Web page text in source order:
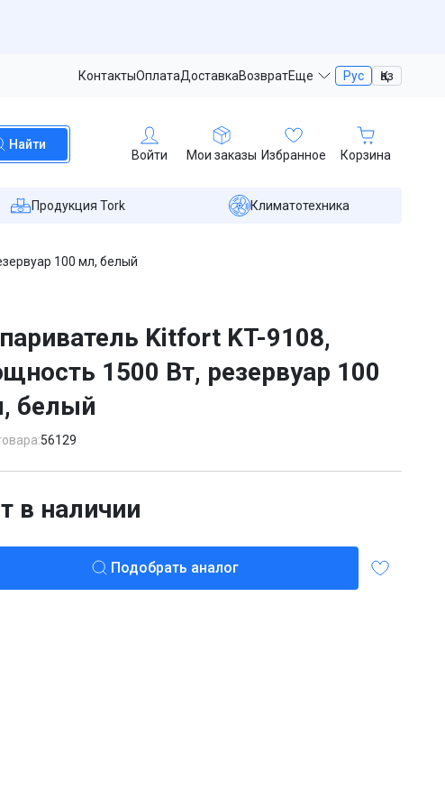
КонтактыОплатаДоставкаВозвратЕще Рус Қаз
Найти
Войти Мои заказы Избранное Корзина
Продукция Tork Климатотехника
100 мл, белый
Kitfort KT-9108,
1500 Вт, резервуар 100
белый
56129
в наличии
Подобрать аналог